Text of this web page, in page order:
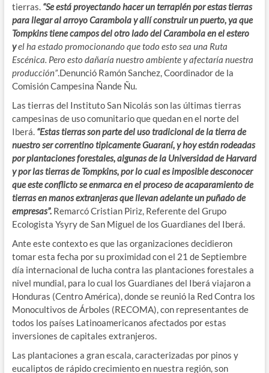
tierras. “Se está proyectando hacer un terraplén por estas tierras
para llegar al arroyo Carambola y allí construir un puerto, ya que
Tompkins tiene campos del otro lado del Carambola en el estero
yel ha estado promocionando que todo esto sea una Ruta
Escénica. Pero esto dañaría nuestro ambiente y afectaría nuestra
producción”.Denunció Ramón Sanchez, Coordinador de la
Comisión Campesina Ñande Ñu.
Las tierras del Instituto San Nicolás son las últimas tierras
campesinas de uso comunitario que quedan en el norte del
Iberá. “Estas tierras son parte del uso tradicional de la tierra de
nuestro ser correntino tipicamente Guaraní, y hoy están rodeadas
por plantaciones forestales, algunas de la Universidad de Harvard
y por las tierras de Tompkins, por lo cual es imposible desconocer
que este conflicto se enmarca en el proceso de acaparamiento de
tierras en manos extranjeras que llevan adelante un puñado de
empresas”.Remarcó Cristian Piriz, Referente del Grupo
Ecologista Ysyry de San Miguel de los Guardianes del Iberá.
Ante este contexto es que las organizaciones decidieron
tomar esta fecha por su proximidad con el 21 de Septiembre
día internacional de lucha contra las plantaciones forestales a
nivel mundial, para lo cual los Guardianes del Iberá viajaron a
Honduras (Centro América), donde se reunió la Red Contra los
Monocultivos de Árboles (RECOMA), con representantes de
todos los países Latinoamericanos afectados por estas
inversiones de capitales extranjeros.
Las plantaciones a gran escala, caracterizadas por pinos y
eucaliptos de rápido crecimiento en nuestra región, son